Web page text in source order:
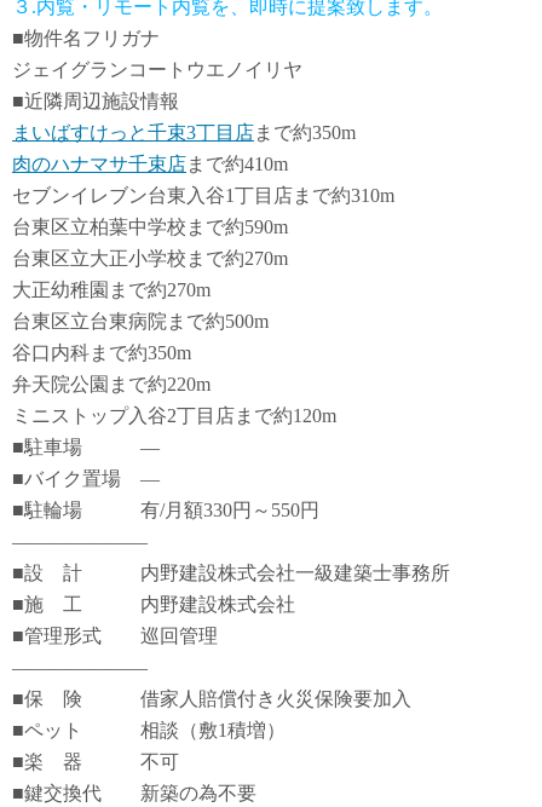
３.内覧・リモート内覧を、即時に提案致します。
■物件名フリガナ
ジェイグランコートウエノイリヤ
■近隣周辺施設情報
まいばすけっと千束3丁目店まで約350m
肉のハナマサ千束店まで約410m
セブンイレブン台東入谷1丁目店まで約310m
台東区立柏葉中学校まで約590m
台東区立大正小学校まで約270m
大正幼稚園まで約270m
台東区立台東病院まで約500m
谷口内科まで約350m
弁天院公園まで約220m
ミニストップ入谷2丁目店まで約120m
■駐車場 ―
■バイク置場 ―
■駐輪場 有/月額330円～550円
―――――――
■設 計 内野建設株式会社一級建築士事務所
■施 工 内野建設株式会社
■管理形式 巡回管理
―――――――
■保 険 借家人賠償付き火災保険要加入
■ペット 相談（敷1積増）
■楽 器 不可
■鍵交換代 新築の為不要